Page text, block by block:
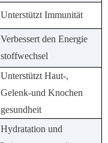
Unterstützt Immunität
Verbessert den Energie
stoffwechsel
Unterstützt Haut-,
Gelenk-und Knochen
gesundheit
Hydratation und